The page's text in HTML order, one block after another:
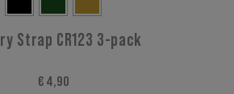
Strap CR123 3-pack
€ 4,90